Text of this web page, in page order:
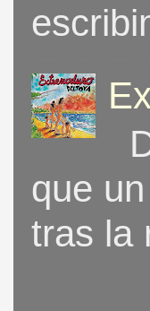
que
tras la